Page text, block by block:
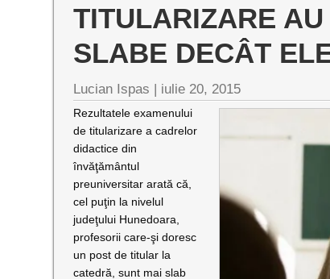
TITULARIZARE
SLABE DECÂT
Lucian Ispas | iulie 20, 2015
Rezultatele examenului
de titularizare a cadrelor
didactice din
învăţământul
preuniversitar arată că,
cel puţin la nivelul
judeţului Hunedoara,
profesorii care-şi doresc
un post de titular la
catedră, sunt mai slab